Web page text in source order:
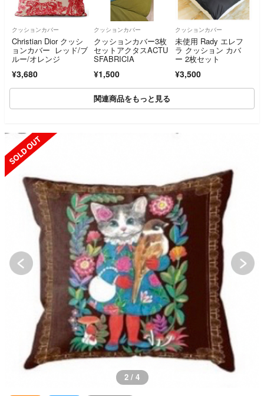
クッションカバー
Christian Dior クッシ
ョンカバー レッド/ブ
ルー/オレンジ
¥3,680
クッションカバー
クッションカバー3枚
セットアクタスACTU
SFABRICIA
¥1,500
クッションカバー
未使用 Rady エレフ
ラ クッション カバ
ー 2枚セット
¥3,500
関連商品をもっと見る
3 / 4